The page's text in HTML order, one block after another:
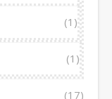
(1)
(1)
(17)